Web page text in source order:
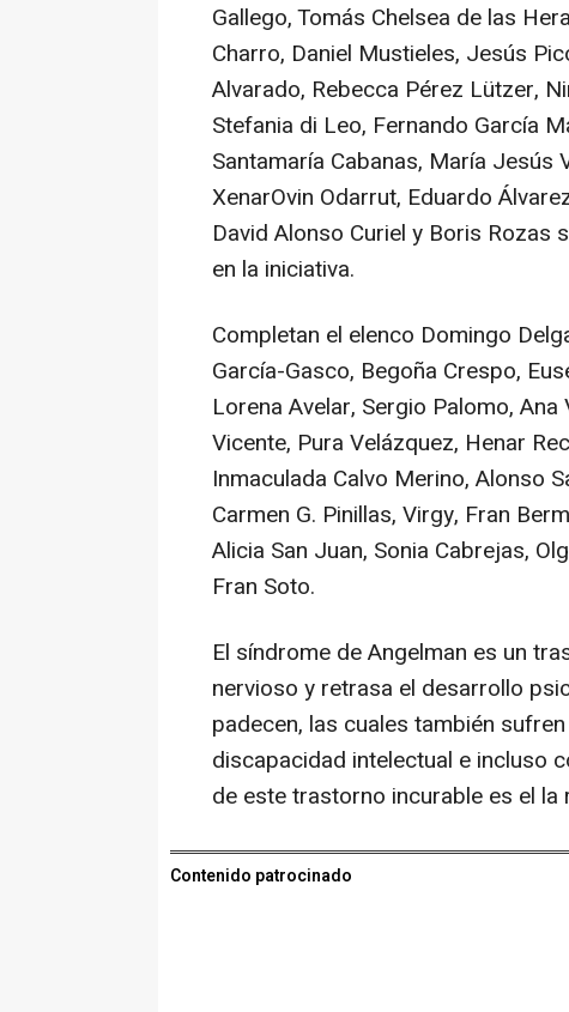
Gallego, Tomás Chelsea de las
Charro, Daniel Mustieles, Jesús
Alvarado, Rebecca Pérez Lützer,
Stefania di Leo, Fernando García
Santamaría Cabanas, María Jesús
XenarOvin Odarrut, Eduardo
David Alonso Curiel y Boris
en la iniciativa.
Completan el elenco Domingo
García-Gasco, Begoña Crespo,
Lorena Avelar, Sergio Palomo,
Vicente, Pura Velázquez, Henar
Inmaculada Calvo Merino, Alonso
Carmen G. Pinillas, Virgy, Fran
Alicia San Juan, Sonia Cabrejas,
Fran Soto.
El síndrome de Angelman es un
nervioso y retrasa el desarrollo
padecen, las cuales también
discapacidad intelectual e incluso
de este trastorno incurable es el
Contenido patrocinado